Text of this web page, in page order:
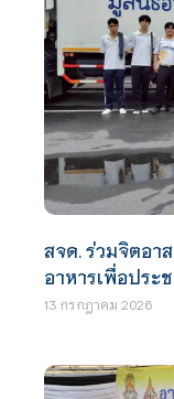
สจด. ร่วมจิตอา
อาหารเพื่อประ
13 กรกฎาคม 2026